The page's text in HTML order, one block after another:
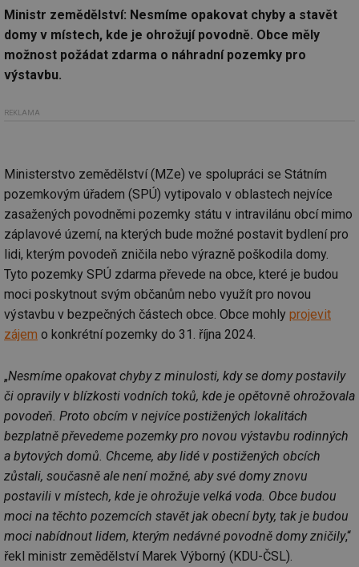
Ministr zemědělství: Nesmíme opakovat chyby a stavět
domy v místech, kde je ohrožují povodně. Obce měly
možnost požádat zdarma o náhradní pozemky pro
výstavbu.
REKLAMA
Ministerstvo zemědělství (MZe) ve spolupráci se Státním
pozemkovým úřadem (SPÚ) vytipovalo v oblastech nejvíce
zasažených povodněmi pozemky státu v intravilánu obcí mimo
záplavové území, na kterých bude možné postavit bydlení pro
lidi, kterým povodeň zničila nebo výrazně poškodila domy.
Tyto pozemky SPÚ zdarma převede na obce, které je budou
moci poskytnout svým občanům nebo využít pro novou
výstavbu v bezpečných částech obce. Obce mohly projevit
zájem o konkrétní pozemky do 31. října 2024.
„Nesmíme opakovat chyby z minulosti, kdy se domy postavily
či opravily v blízkosti vodních toků, kde je opětovně ohrožovala
povodeň. Proto obcím v nejvíce postižených lokalitách
bezplatně převedeme pozemky pro novou výstavbu rodinných
a bytových domů. Chceme, aby lidé v postižených obcích
zůstali, současně ale není možné, aby své domy znovu
postavili v místech, kde je ohrožuje velká voda. Obce budou
moci na těchto pozemcích stavět jak obecní byty, tak je budou
moci nabídnout lidem, kterým nedávné povodně domy zničily,“
řekl ministr zemědělství Marek Výborný (KDU-ČSL).